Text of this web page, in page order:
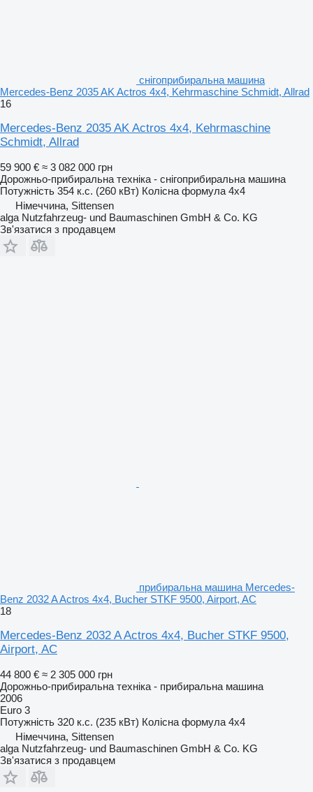
снігоприбиральна машина
Mercedes-Benz 2035 AK Actros 4x4, Kehrmaschine Schmidt, Allrad
16
Mercedes-Benz 2035 AK Actros 4x4, Kehrmaschine
Schmidt, Allrad
59 900 € ≈ 3 082 000 грн
Дорожньо-прибиральна техніка - снігоприбиральна машина
Потужність 354 к.с. (260 кВт) Колісна формула 4x4
Німеччина, Sittensen
alga Nutzfahrzeug- und Baumaschinen GmbH & Co. KG
Зв'язатися з продавцем
прибиральна машина Mercedes-
Benz 2032 A Actros 4x4, Bucher STKF 9500, Airport, AC
18
Mercedes-Benz 2032 A Actros 4x4, Bucher STKF 9500,
Airport, AC
44 800 € ≈ 2 305 000 грн
Дорожньо-прибиральна техніка - прибиральна машина
2006
Euro 3
Потужність 320 к.с. (235 кВт) Колісна формула 4x4
Німеччина, Sittensen
alga Nutzfahrzeug- und Baumaschinen GmbH & Co. KG
Зв'язатися з продавцем